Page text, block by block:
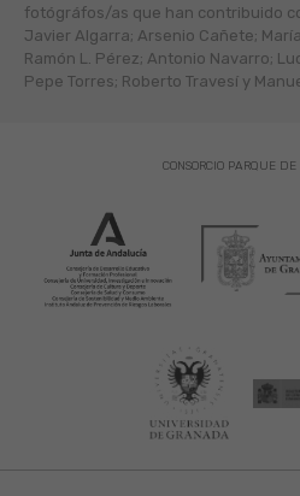
fotógráfos/as que han contribuido
Javier Algarra; Arsenio Cañete;
Ramón L. Pérez; Antonio Navarro;
Pepe Torres; Roberto Travesí y
CONSORCIO PARQUE